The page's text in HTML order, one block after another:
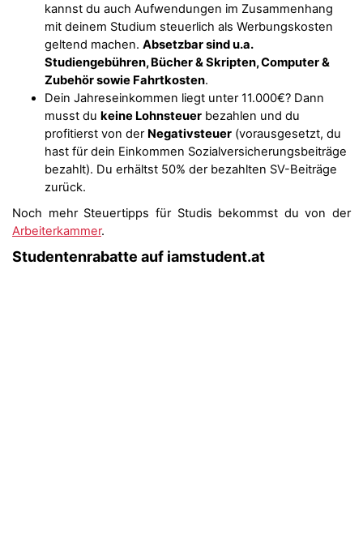
kannst du auch Aufwendungen im Zusammenhang
mit deinem Studium steuerlich als Werbungskosten
geltend machen. Absetzbar sind u.a.
Studiengebühren, Bücher & Skripten, Computer &
Zubehör sowie Fahrtkosten.
Dein Jahreseinkommen liegt unter 11.000€? Dann
musst du keine Lohnsteuer bezahlen und du
profitierst von der Negativsteuer (vorausgesetzt, du
hast für dein Einkommen Sozialversicherungsbeiträge
bezahlt). Du erhältst 50% der bezahlten SV-Beiträge
zurück.
Noch mehr Steuertipps für Studis bekommst du von der
Arbeiterkammer.
Studentenrabatte auf iamstudent.at